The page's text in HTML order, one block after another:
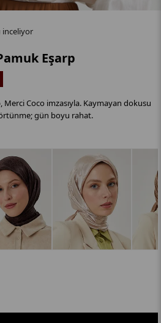
inceliyor
Eşarp
Merci Coco imzasıyla. Kaymayan dokusu
gün boyu rahat.